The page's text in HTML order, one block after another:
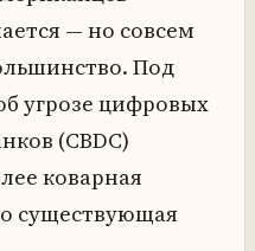
— но совсем
Под
угрозе цифровых
(CBDC)
коварная
существующая